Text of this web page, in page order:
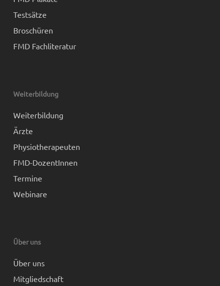
Testsätze
Broschüren
FMD Fachliteratur
Weiterbildung
Weiterbildung
Ärzte
Physiotherapeuten
FMD-DozentInnen
Termine
Webinare
Über uns
Über uns
Mitgliedschaft